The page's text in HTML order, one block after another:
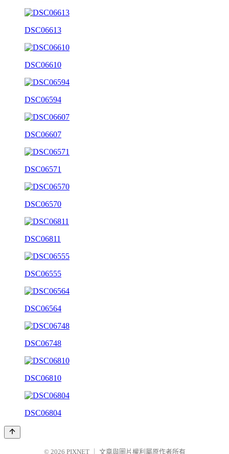
DSC06613
DSC06610
DSC06594
DSC06607
DSC06571
DSC06570
DSC06811
DSC06555
DSC06564
DSC06748
DSC06810
DSC06804
© 2026 PIXNET 文章與圖片權利屬原作者所有